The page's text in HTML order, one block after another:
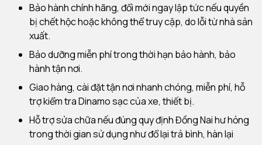
Bảo hành chính hãng, đổi mới ngay lập tức nếu quyền
bị chết hộc hoặc không thể truy cập, do lỗi từ nhà sản
xuất.
Bảo dưỡng miễn phí trong thời hạn bảo hành, bảo
hành tận nơi.
Giao hàng, cài đặt tận nơi nhanh chóng, miễn phí, hỗ
trợ kiểm tra Dinamo sạc của xe, thiết bị.
Hỗ trợ sửa chữa nếu đúng quy định Đồng Nai hư hỏng
trong thời gian sử dụng như đổ lại trả bình, hàn lại